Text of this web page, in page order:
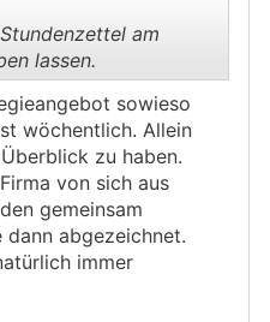
am
lassen.
sowieso
wöchentlich. Allein
zu haben.
von sich aus
gemeinsam
abgezeichnet.
immer